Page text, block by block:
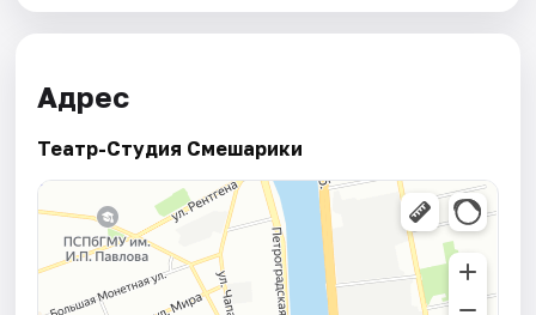
Адрес
Театр-Студия Смешарики